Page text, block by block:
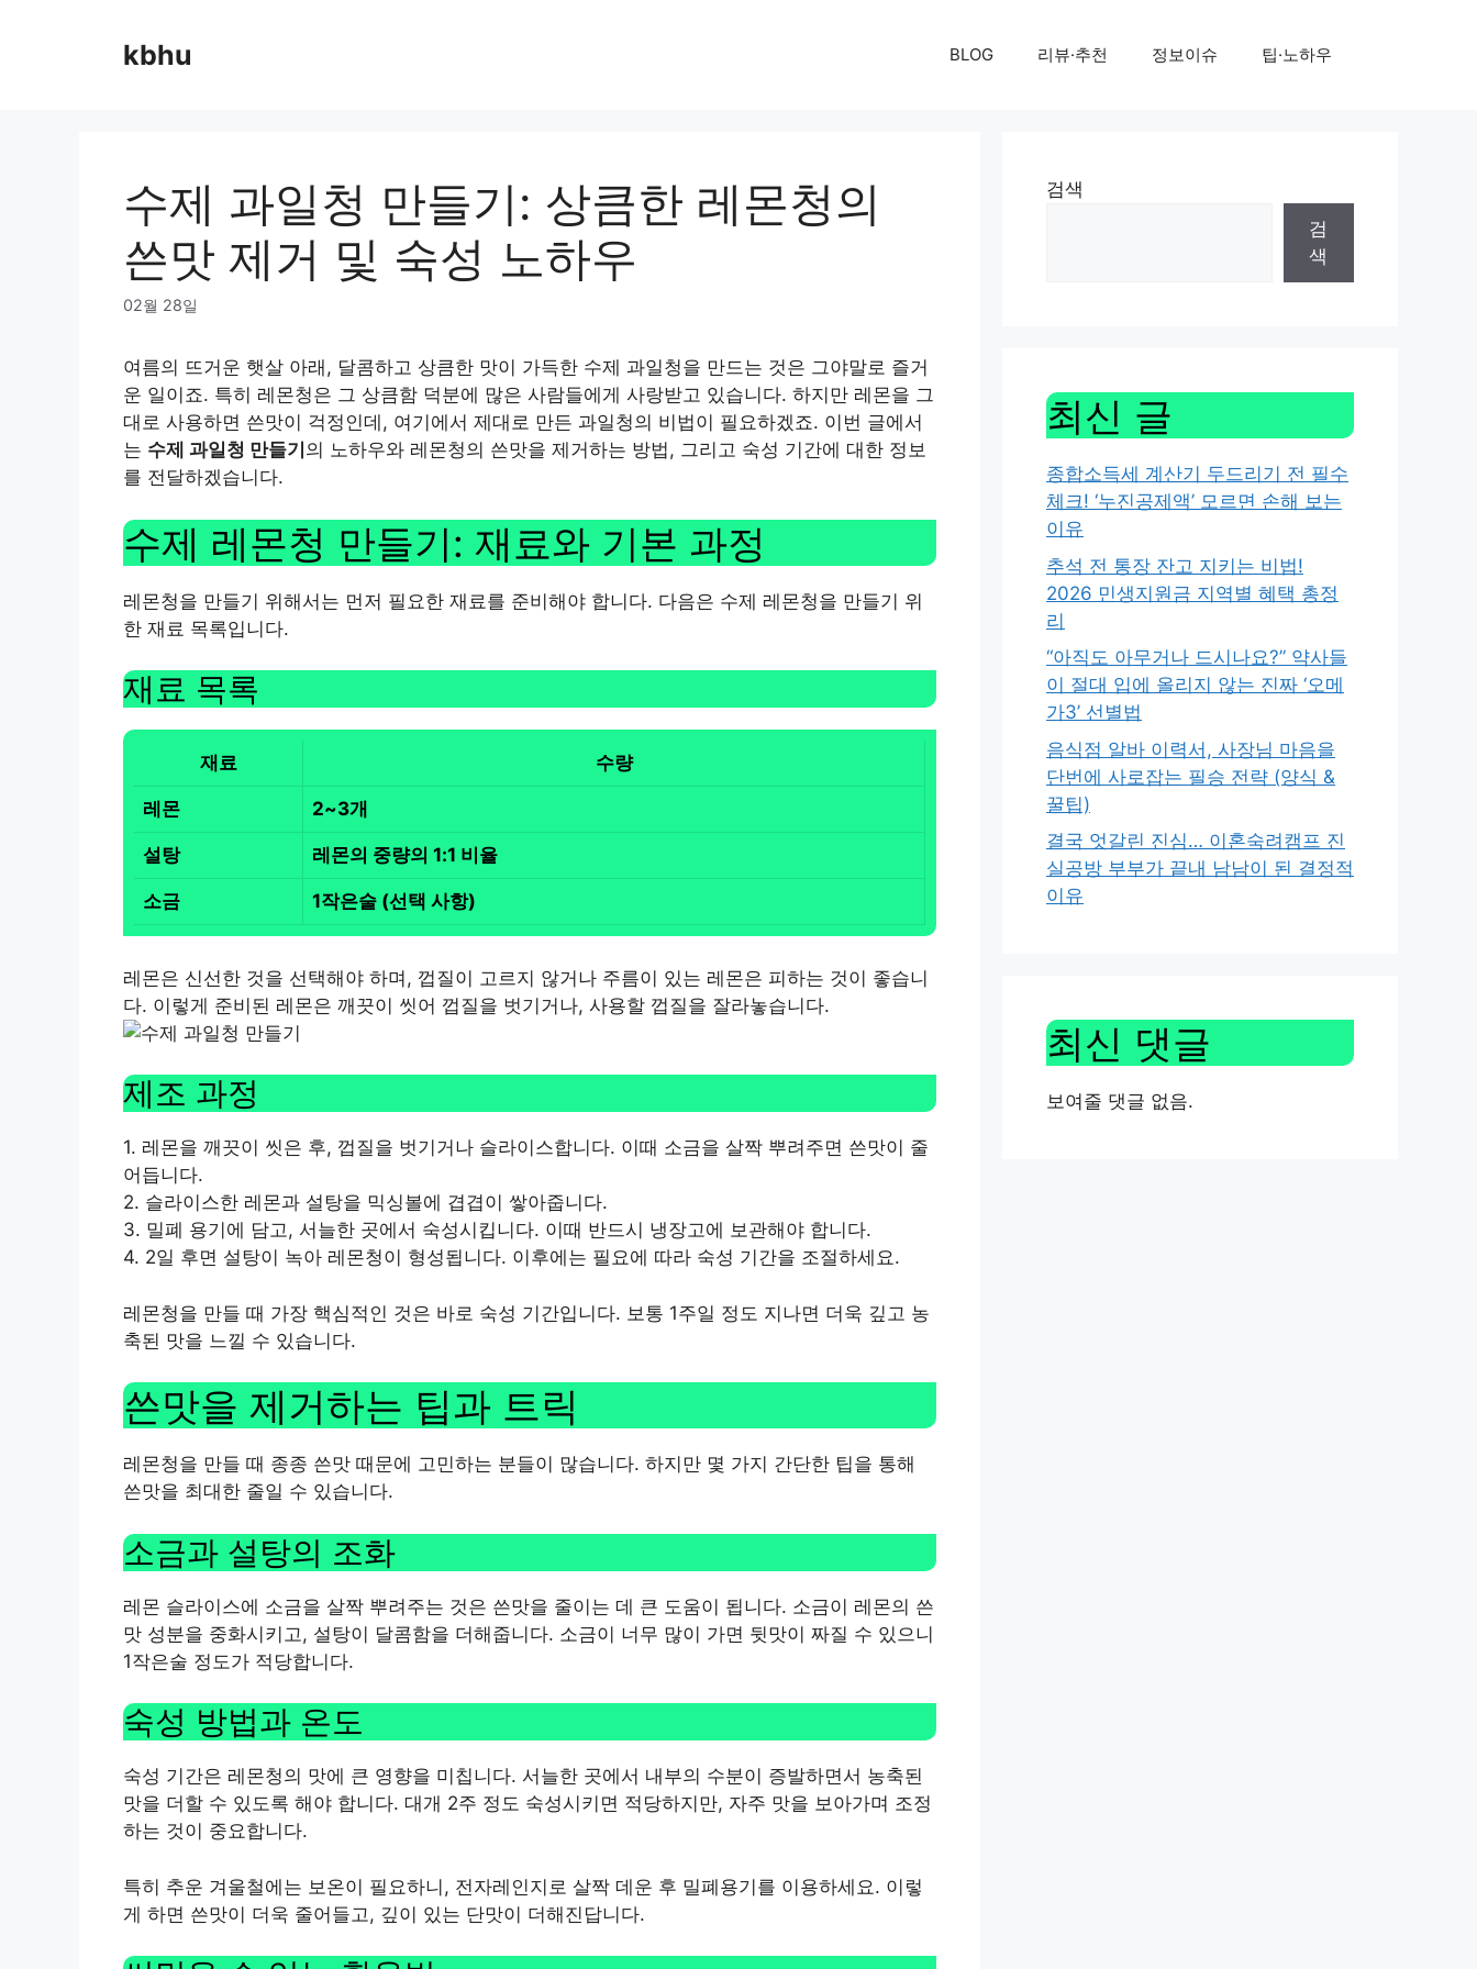
kbhu BLOG 리뷰·추천 정보이슈 팁·노하우
수제 과일청 만들기: 상큼한 레몬청의
쓴맛 제거 및 숙성 노하우
02월 28일
여름의 뜨거운 햇살 아래, 달콤하고 상큼한 맛이 가득한 수제 과일청을 만드는 것은 그야말로 즐거
운 일이죠. 특히 레몬청은 그 상큼함 덕분에 많은 사람들에게 사랑받고 있습니다. 하지만 레몬을 그
대로 사용하면 쓴맛이 걱정인데, 여기에서 제대로 만든 과일청의 비법이 필요하겠죠. 이번 글에서
는 수제 과일청 만들기 의 노하우와 레몬청의 쓴맛을 제거하는 방법, 그리고 숙성 기간에 대한 정보
를 전달하겠습니다.
수제 레몬청 만들기: 재료와 기본 과정
레몬청을 만들기 위해서는 먼저 필요한 재료를 준비해야 합니다. 다음은 수제 레몬청을 만들기 위
한 재료 목록입니다.
재료 목록
재료 수량
레몬 2~3개
설탕 레몬의 중량의 1:1 비율
소금 1작은술 (선택 사항)
레몬은 신선한 것을 선택해야 하며, 껍질이 고르지 않거나 주름이 있는 레몬은 피하는 것이 좋습니
다. 이렇게 준비된 레몬은 깨끗이 씻어 껍질을 벗기거나, 사용할 껍질을 잘라놓습니다.
제조 과정
1. 레몬을 깨끗이 씻은 후, 껍질을 벗기거나 슬라이스합니다. 이때 소금을 살짝 뿌려주면 쓴맛이 줄
어듭니다.
2. 슬라이스한 레몬과 설탕을 믹싱볼에 겹겹이 쌓아줍니다.
3. 밀폐 용기에 담고, 서늘한 곳에서 숙성시킵니다. 이때 반드시 냉장고에 보관해야 합니다.
4. 2일 후면 설탕이 녹아 레몬청이 형성됩니다. 이후에는 필요에 따라 숙성 기간을 조절하세요.
레몬청을 만들 때 가장 핵심적인 것은 바로 숙성 기간입니다. 보통 1주일 정도 지나면 더욱 깊고 농
축된 맛을 느낄 수 있습니다.
쓴맛을 제거하는 팁과 트릭
레몬청을 만들 때 종종 쓴맛 때문에 고민하는 분들이 많습니다. 하지만 몇 가지 간단한 팁을 통해
쓴맛을 최대한 줄일 수 있습니다.
소금과 설탕의 조화
레몬 슬라이스에 소금을 살짝 뿌려주는 것은 쓴맛을 줄이는 데 큰 도움이 됩니다. 소금이 레몬의 쓴
맛 성분을 중화시키고, 설탕이 달콤함을 더해줍니다. 소금이 너무 많이 가면 뒷맛이 짜질 수 있으니
1작은술 정도가 적당합니다.
숙성 방법과 온도
숙성 기간은 레몬청의 맛에 큰 영향을 미칩니다. 서늘한 곳에서 내부의 수분이 증발하면서 농축된
맛을 더할 수 있도록 해야 합니다. 대개 2주 정도 숙성시키면 적당하지만, 자주 맛을 보아가며 조정
하는 것이 중요합니다.
특히 추운 겨울철에는 보온이 필요하니, 전자레인지로 살짝 데운 후 밀폐용기를 이용하세요. 이렇
게 하면 쓴맛이 더욱 줄어들고, 깊이 있는 단맛이 더해진답니다.
검색
검
색
최신 글
종합소득세 계산기 두드리기 전 필수
체크! ‘누진공제액’ 모르면 손해 보는
이유
추석 전 통장 잔고 지키는 비법!
2026 민생지원금 지역별 혜택 총정
리
“아직도 아무거나 드시나요?” 약사들
이 절대 입에 올리지 않는 진짜 ‘오메
가3’ 선별법
음식점 알바 이력서, 사장님 마음을
단번에 사로잡는 필승 전략 (양식 &
꿀팁)
결국 엇갈린 진심… 이혼숙려캠프 진
실공방 부부가 끝내 남남이 된 결정적
이유
최신 댓글
보여줄 댓글 없음.